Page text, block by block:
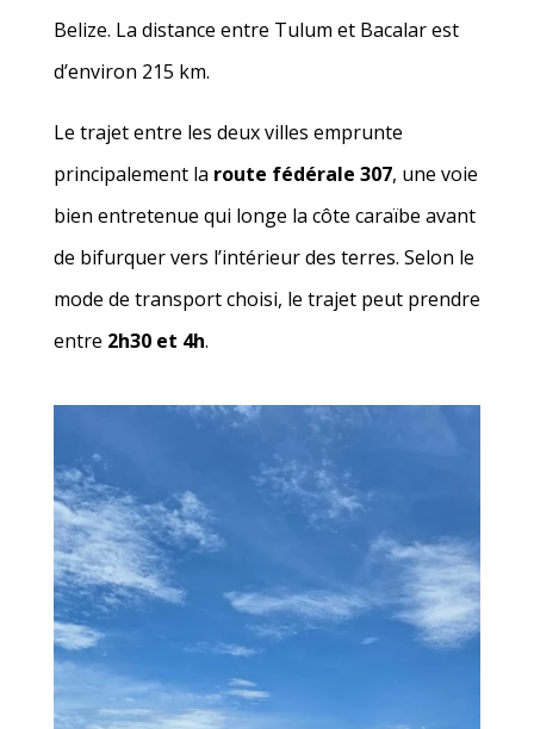
Belize. La distance entre Tulum et Bacalar est
d’environ 215 km.
Le trajet entre les deux villes emprunte
principalement la route fédérale 307, une voie
bien entretenue qui longe la côte caraïbe avant
de bifurquer vers l’intérieur des terres. Selon le
mode de transport choisi, le trajet peut prendre
entre 2h30 et 4h.